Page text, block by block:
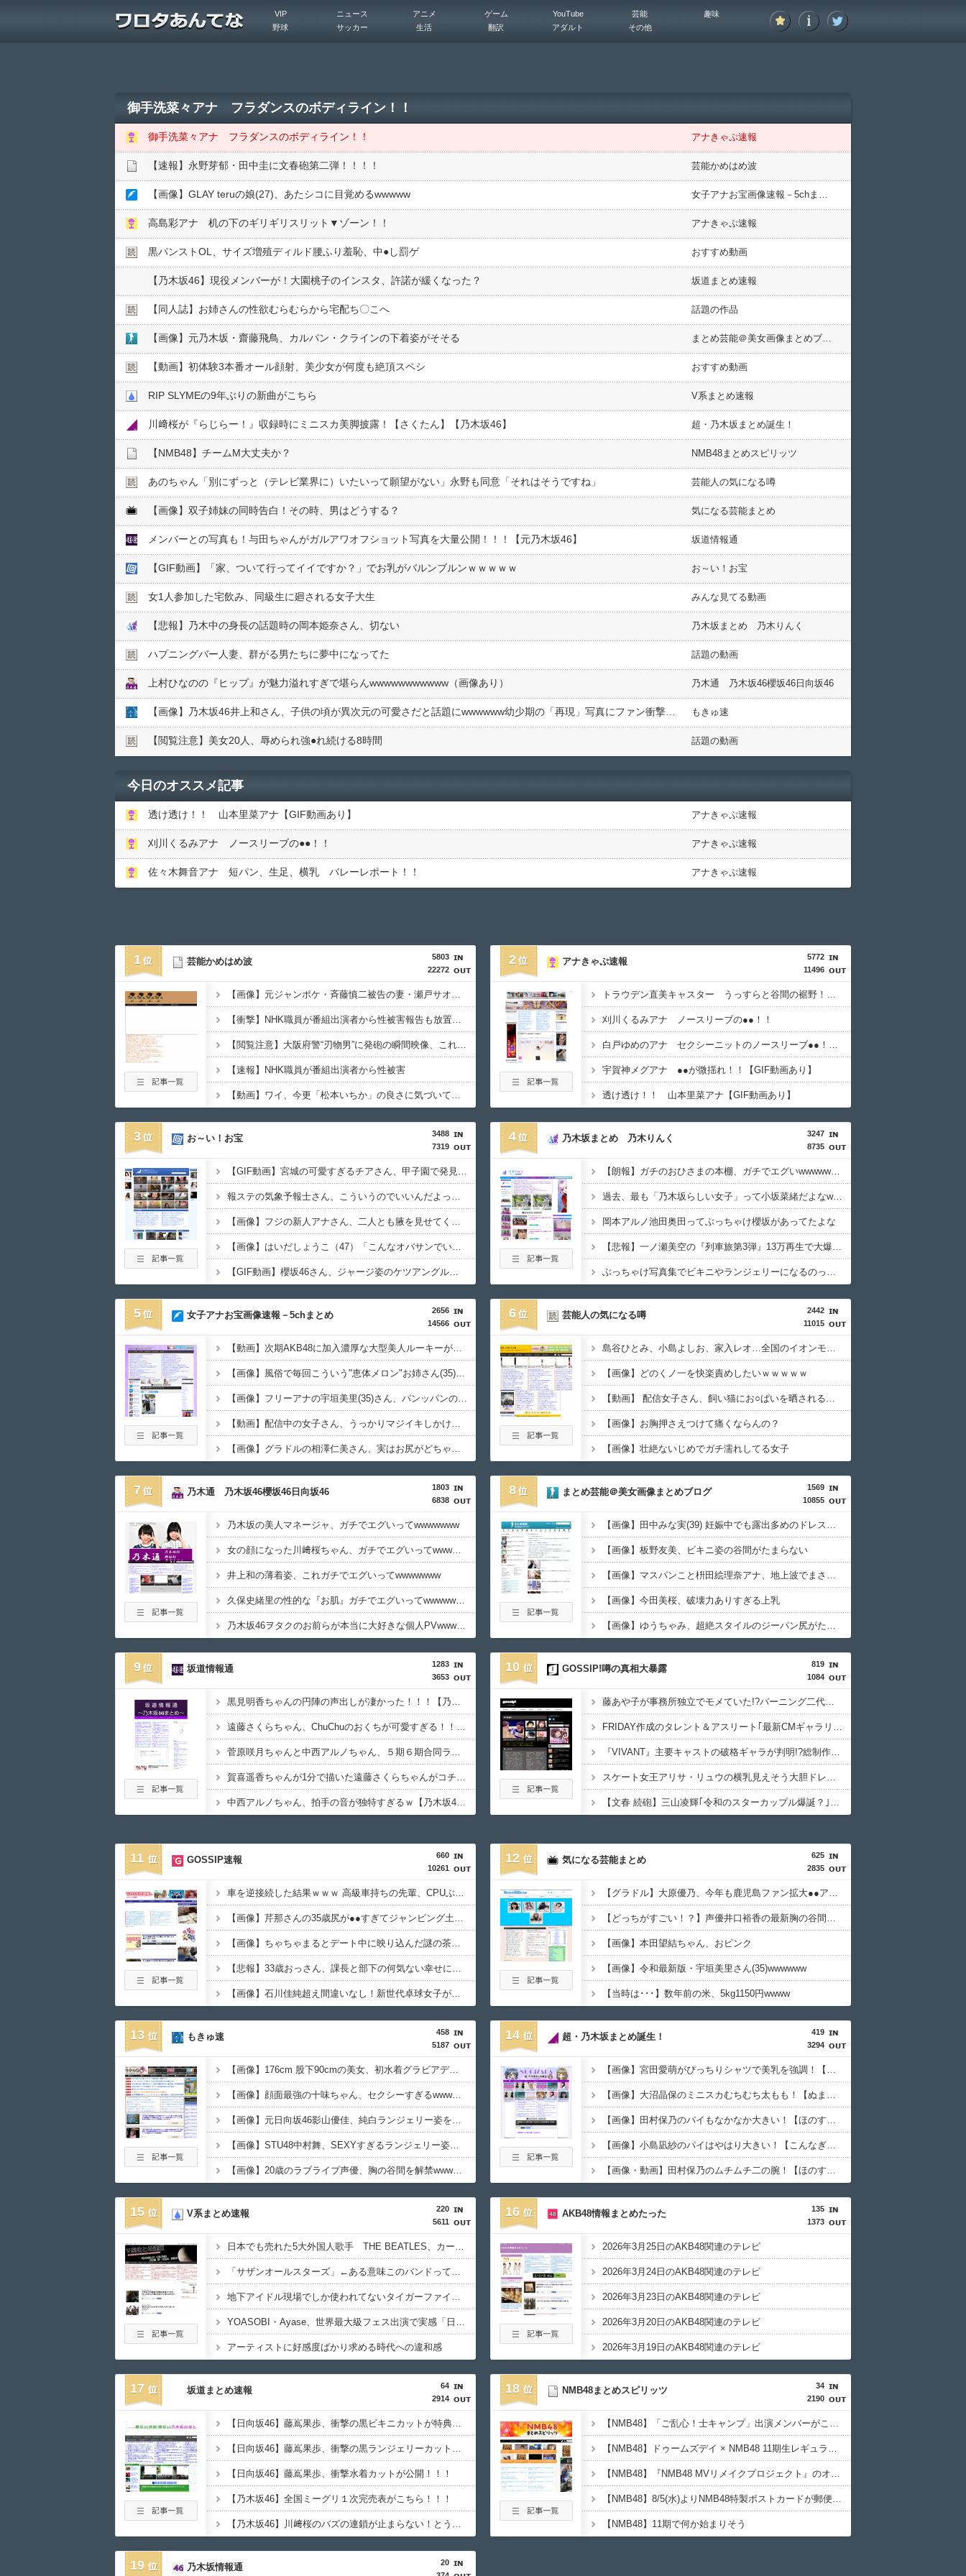
VIP ニュース アニメ ゲーム YouTube 芸能
趣味
野球
サッカー 生活 翻訳 アダルト その他
御手洗菜々アナ フラダンスのボディライン！！
御手洗菜々アナ フラダンスのボディライン！！ アナきゃぷ速報
【速報】永野芽郁・田中圭に文春砲第二弾！！！！ 芸能かめはめ波
【画像】GLAY teruの娘(27)、あたシコに目覚めるwwwww 女子アナお宝画像速報－5chまとめ
高島彩アナ 机の下のギリギリスリット▼ゾーン！！ アナきゃぷ速報
黒パンストOL、サイズ増殖ディルド腰ふり羞恥、中●︎し罰ゲ おすすめ動画
【乃木坂46】現役メンバーが！大園桃子のインスタ、許諾が緩くなった？ 坂道まとめ速報
【同人誌】お姉さんの性欲むらむらから宅配ち〇こへ 話題の作品
【画像】元乃木坂・齋藤飛鳥、カルバン・クラインの下着姿がそそる まとめ芸能＠美女画像まとめブログ
【動画】初体験3本番オール顔射、美少女が何度も絶頂スペシ おすすめ動画
RIP SLYMEの9年ぶりの新曲がこちら V系まとめ速報
川﨑桜が『らじらー！』収録時にミニスカ美脚披露！【さくたん】【乃木坂46】 超・乃木坂まとめ誕生！
【NMB48】チームM大丈夫か？ NMB48まとめスピリッツ
あのちゃん「別にずっと（テレビ業界に）いたいって願望がない」永野も同意「それはそうですね」 芸能人の気になる噂
【画像】双子姉妹の同時告白！その時、男はどうする？ 気になる芸能まとめ
メンバーとの写真も！与田ちゃんがガルアワオフショット写真を大量公開！！！【元乃木坂46】 坂道情報通
【GIF動画】「家、ついて行ってイイですか？」でお乳がバルンブルンｗｗｗｗｗ お～い！お宝
女1人参加した宅飲み、同級生に廻される女子大生 みんな見てる動画
【悲報】乃木中の身長の話題時の岡本姫奈さん、切ない 乃木坂まとめ 乃木りんく
ハプニングバー人妻、群がる男たちに夢中になってた 話題の動画
上村ひなのの『ヒップ』が魅力溢れすぎで堪らんwwwwwwwwwww（画像あり） 乃木通 乃木坂46櫻坂46日向坂46
もきゅ速
【閲覧注意】美女20人、辱められ強●︎れ続ける8時間 話題の動画
今日のオススメ記事
透け透け！！ 山本里菜アナ【GIF動画あり】 アナきゃぷ速報
刈川くるみアナ ノースリーブの●●！！ アナきゃぷ速報
佐々木舞音アナ 短パン、生足、横乳 バレーレポート！！ アナきゃぷ速報
1
5803
22272
芸能かめはめ波
【画像】元ジャンポケ・斉藤慎二被告の妻・瀬戸サオリがインスタ更新！その内容がガチでヤバすぎる…
【衝撃】NHK職員が番組出演者から性被害報告も放置の衝撃対応、中居正広と国分太一の事例もNHKは「加害者を守る」のか、指摘される“隠蔽体質”
【閲覧注意】大阪府警“刃物男”に発砲の瞬間映像、これ撃ち殺す必要あったのか？
【速報】NHK職員が番組出演者から性被害
【動画】ワイ、今更「松本いちか」の良さに気づいてしまう！
2
5772
11496
アナきゃぷ速報
トラウデン直美キャスター うっすらと谷間の裾野！！【GIF動画あり】
刈川くるみアナ ノースリーブの●●！！
白戸ゆめのアナ セクシーニットのノースリーブ●●！！【GIF動画あり】
宇賀神メグアナ ●●が微揺れ！！【GIF動画あり】
透け透け！！ 山本里菜アナ【GIF動画あり】
3
3488
7319
お～い！お宝
【GIF動画】宮城の可愛すぎるチアさん、甲子園で発見される
報ステの気象予報士さん、こういうのでいいんだよっていう横乳の張り
【画像】フジの新人アナさん、二人とも腋を見せてくれない
【画像】はいだしょうこ（47）「こんなオバサンでいいの…？」
【GIF動画】櫻坂46さん、ジャージ姿のケツアングル祭り
4
3247
8735
乃木坂まとめ 乃木りんく
【朗報】ガチのおひさまの本棚、ガチでエグいwwwwwwww
過去、最も「乃木坂らしい女子」って小坂菜緒だよなwwwww
岡本アルノ池田奥田ってぶっちゃけ櫻坂があってたよな
【悲報】一ノ瀬美空の『列車旅第3弾』13万再生で大爆死へ
ぶっちゃけ写真集でビキニやランジェリーになるのって普通に『性』だよな
5
2656
14566
女子アナお宝画像速報－5chまとめ
【動画】次期AKB48に加入濃厚な大型美人ルーキーが発見されてしまうｗｗｗｗｗｗ
【画像】風俗で毎回こういう"恵体メロン"お姉さん(35)を指名してしまうんやが・・・・・・
【画像】フリーアナの宇垣美里(35)さん、パンッパンの乳房がエ□すぎるｗｗｗｗｗｗ
【動画】配信中の女子さん、うっかりマジイキしかけてしまうｗｗｗｗｗｗ
【画像】グラドルの相澤仁美さん、実はお尻がどちゃシコすぎたｗｗｗｗｗｗ
6
2442
11015
芸能人の気になる噂
島谷ひとみ、小島よしお、家入レオ…全国のイオンモールでイベント中止相次ぐ 熊本の爆発事故で施設点検のため
【画像】どのくノ一を快楽責めしたいｗｗｗｗｗ
【動画】 配信女子さん、飼い猫にお○ぱいを晒されるハプニングｗｗｗｗｗｗ
【画像】お胸押さえつけて痛くならんの？
【画像】壮絶ないじめでガチ濡れしてる女子
7
1803
6838
乃木通 乃木坂46櫻坂46日向坂46
乃木坂の美人マネージャ、ガチでエグいってwwwwwww
女の顔になった川﨑桜ちゃん、ガチでエグいってwwwwwww
井上和の薄着姿、これガチでエグいってwwwwwww
久保史緒里の性的な『お肌』ガチでエグいってwwwwwww
乃木坂46ヲタクのお前らが本当に大好きな個人PVwwwwww
8
1569
10855
まとめ芸能＠美女画像まとめブログ
【画像】田中みな実(39) 妊娠中でも露出多めのドレス、これノーブラか？
【画像】板野友美、ビキニ姿の谷間がたまらない
【画像】マスパンこと枡田絵理奈アナ、地上波でまさかのパンチラ
【画像】今田美桜、破壊力ありすぎる上乳
【画像】ゆうちゃみ、超絶スタイルのジーパン尻がたまらない
9
1283
3653
坂道情報通
黒見明香ちゃんの円陣の声出しが凄かった！！！【乃木坂46】
遠藤さくらちゃん、ChuChuのおくちが可愛すぎる！！！【乃木坂46】
菅原咲月ちゃんと中西アルノちゃん、５期６期合同ライブをおねだり！！！【乃木坂46】
賀喜遥香ちゃんが1分で描いた遠藤さくらちゃんがコチラ！！！【乃木坂46】
中西アルノちゃん、拍手の音が独特すぎるｗ【乃木坂46】
10
819
1084
GOSSIP!噂の真相大暴露
藤あや子が事務所独立でモメていた!?バーニング二代目社長が売上やギャラの配分を明かして異例の告白
FRIDAY作成のタレント＆アスリート｢最新CMギャラリスト｣消えた女優､旧ジャニの明暗､規格外の13億円!?
『VIVANT』主要キャストの破格ギャラが判明!?総制作費は破格の20億円超の大赤字覚悟でも放送できるワケ
スケート女王アリサ・リュウの横乳見えそう大胆ドレス＆インナー丸見えシースルー衣装にSNS騒然！
【文春 続砲】三山凌輝｢令和のスターカップル爆誕？｣と花乃まりあにメール 反省なし三山の強メンタルのワケ
11
660
10261
GOSSIP速報
車を逆接続した結果ｗｗｗ 高級車持ちの先輩、CPUぶっ壊れｗｗｗ
【画像】芹那さんの35歳尻が●●すぎてジャンピング土下座不可避wwwwww
【画像】ちゃちゃまるとデート中に映り込んだ謎の茶髪男ｗｗｗｗｗ
【悲報】33歳おっさん、課長と部下の何気ない幸せに発狂ｗｗｗｗｗｗｗ
【画像】石川佳純超え間違いなし！新世代卓球女子がかわいすぎる件ｗｗｗ
12
625
2835
気になる芸能まとめ
【グラドル】大原優乃、今年も鹿児島ファン拡大●●アンバサダーを務める！
【どっちがすごい！？】声優井口裕香の最新胸の谷間強調グラビア vs 声優豊田萌絵の最新胸の谷間強調グラビア
【画像】本田望結ちゃん、おピンク
【画像】令和最新版・宇垣美里さん(35)wwwwww
【当時は･･･】数年前の米、5kg1150円wwww
13
458
5187
もきゅ速
【画像】176cm 股下90cmの美女、初水着グラビアデビューwwwwww緑川希星、「ヤンジャン」で圧倒的スタイルを初解放！！！
【画像】顔面最強の十味ちゃん、セクシーすぎるwwwwww「ヤンジャン」の水着グラビアで美乳あらわに！！！
【画像】元日向坂46影山優佳、純白ランジェリー姿を大解禁wwwww初フォトエッセイの重版記念に下着姿カットを自ら公開！！！
【画像】STU48中村舞、SEXYすぎるランジェリー姿を解禁wwwwwww2nd写真集から悩殺カットが公開！！
【画像】20歳のラブライブ声優、胸の谷間を解禁wwwwww遠藤璃菜、1st写真集で美乳＆美ヘソをセクシー露出！！！
14
419
3294
超・乃木坂まとめ誕生！
【画像】宮田愛萌がぴっちりシャツで美乳を強調！【元日向坂46】
【画像】大沼晶保のミニスカむちむち太もも！【ぬま】【櫻坂46】
【画像】田村保乃のパイもなかなか大きい！【ほのす】【櫻坂46】
【画像】小島凪紗のパイはやはり大きい！【こんなぎ】【櫻坂46】
【画像・動画】田村保乃のムチムチ二の腕！【ほのす】【櫻坂46】
15
220
5611
V系まとめ速報
日本でも売れた5大外国人歌手 THE BEATLES、カーペンターズ、マイケルジャクソン、マライア・キャリー あと1枠は？
「サザンオールスターズ」←ある意味このバンドってめちゃくちゃ過小評価されとるよな
地下アイドル現場でしか使われてないタイガーファイヤーサイバーとか言う掛け声
YOASOBI・Ayase、世界最大級フェス出演で実感「日本の音楽が世界に届いている」「次はメインの大トリ獲るぞ」
アーティストに好感度ばかり求める時代への違和感
16
135
1373
AKB48情報まとめたった
2026年3月25日のAKB48関連のテレビ
2026年3月24日のAKB48関連のテレビ
2026年3月23日のAKB48関連のテレビ
2026年3月20日のAKB48関連のテレビ
2026年3月19日のAKB48関連のテレビ
17
64
2914
坂道まとめ速報
【日向坂46】藤嶌果歩、衝撃の黒ビキニカットが特典に！！！
【日向坂46】藤嶌果歩、衝撃の黒ランジェリーカットが解禁！！！！
【日向坂46】藤嶌果歩、衝撃水着カットが公開！！！
【乃木坂46】全国ミーグリ１次完売表がこちら！！！
【乃木坂46】川﨑桜のバズの連鎖が止まらない！とうとう幼少期まで万バズ
18
34
2190
NMB48まとめスピリッツ
【NMB48】「ご乱心！士キャンプ」出演メンバーがこちら
【NMB48】ドゥームズデイ × NMB48 11期生レギュラー番組出演バトル開催
【NMB48】『NMB48 MVリメイクプロジェクト』のオークション追加開催が決定
【NMB48】8/5(水)よりNMB48特製ポストカードが郵便局全19局とNMB48オフィシャルショップで販売開始
【NMB48】11期で何か始まりそう
19
20
乃木坂情報通